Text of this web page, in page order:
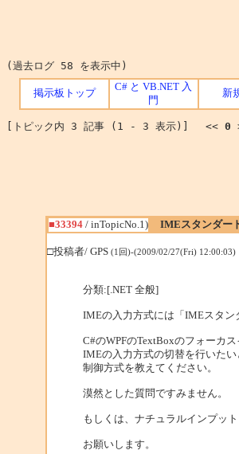
(過去ログ 58 を表示中)
掲示板トップ
C# と VB.NET 入
門
新
[トピック内 3 記事 (1 - 3 表示)] << 0
■33394/ inTopicNo.1) IMEスタンダー
□投稿者/ GPS (1回)-(2009/02/27(Fri) 12:00:03)
分類:[.NET 全般]
IMEの入力方式には「IMEスタ
C#のWPFのTextBoxのフォーカ
IMEの入力方式の切替を行いたい
制御方式を教えてください。
漠然とした質問ですみません。
もしくは、ナチュラルインプッ
お願いします。